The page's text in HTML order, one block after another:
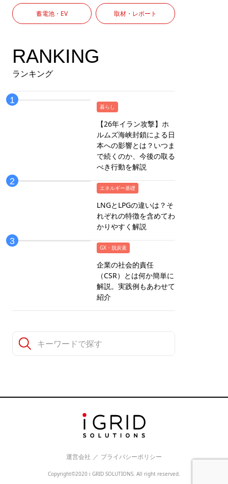
蓄電池・EV 取材・レポート
RANKING
ランキング
暮らし
【26年イラン攻撃】ホ
ルムズ海峡封鎖による日
本への影響とは？いつま
で続くのか、今後の取る
べき行動を解説
エネルギー基礎
LNGとLPGの違いは？そ
れぞれの特徴を含めてわ
かりやすく解説
GX・脱炭素
企業の社会的責任
（CSR）とは何か簡単に
解説。実践例もあわせて
紹介
運営会社 ／ プライバシーポリシー
Copyright©2020 i GRID SOLUTIONS. All right reserved.